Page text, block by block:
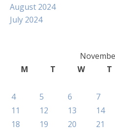
August 2024
July 2024
M
T W T
4
5 6 7
11
12 13 14
18
19 20 21